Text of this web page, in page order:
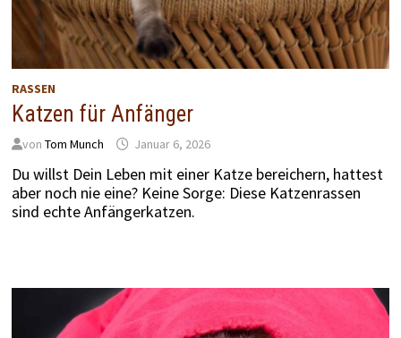
RASSEN
Katzen für Anfänger
von Tom Munch Januar 6, 2026
Du willst Dein Leben mit einer Katze bereichern, hattest
aber noch nie eine? Keine Sorge: Diese Katzenrassen
sind echte Anfängerkatzen.